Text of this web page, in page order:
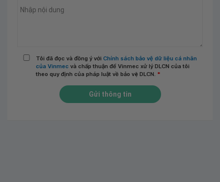
Tôi đã đọc và đồng ý với Chính sách bảo vệ dữ liệu cá nhân
của Vinmec và chấp thuận để Vinmec xử lý DLCN của tôi
theo quy định của pháp luật về bảo vệ DLCN. *
Gửi thông tin